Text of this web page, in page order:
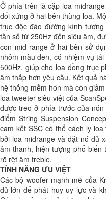
Ở phía trên là cặp loa
đối xứng ở hai bên thùng loa.
trục độc đáo đường kính
tần số từ 250Hz đến siêu âm,
con mid-range ở hai bên sử
nhôm màu đen, có nhiệm vụ
500Hz, giúp cho loa đồng trục
âm thấp hơn yêu cầu. Kết quả
hệ thống mềm hơn mà còn
loa tweeter siêu việt của
được treo ở phía trước của
điểm String Suspension
cam kết SSC có thể cách ly
bởi loa midrange và đặt nó đủ
âm thanh, hiện tượng phổ
rõ rệt âm treble.
TÍNH NĂNG ƯU VIỆT
Các bộ woofer mạnh mẽ của
đủ lớn để phát huy uy lực và